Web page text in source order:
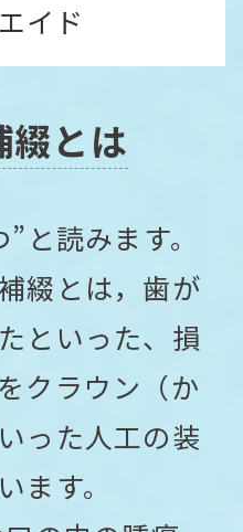
イド
綴とは
と読みます。
綴とは，歯が
といった、損
クラウン（か
った人工の装
ます。